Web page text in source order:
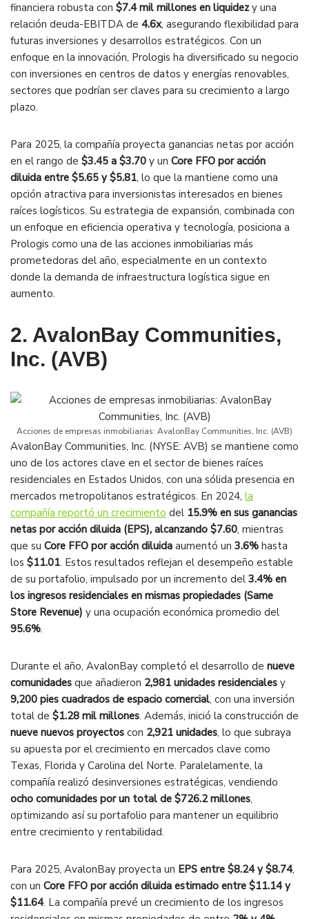
financiera robusta con $7.4 mil millones en liquidezy una
relación deuda-EBITDA de 4.6x, asegurando flexibilidad para
futuras inversiones y desarrollos estratégicos. Con un
enfoque en la innovación, Prologis ha diversificado su negocio
con inversiones en centros de datos y energías renovables,
sectores que podrían ser claves para su crecimiento a largo
plazo.
Para 2025, la compañía proyecta ganancias netas por acción
en el rango de $3.45 a $3.70 y un Core FFO por acción
diluida entre $5.65 y $5.81, lo que la mantiene como una
opción atractiva para inversionistas interesados en bienes
raíces logísticos. Su estrategia de expansión, combinada con
un enfoque en eficiencia operativa y tecnología, posiciona a
Prologis como una de las acciones inmobiliarias más
prometedoras del año, especialmente en un contexto
donde la demanda de infraestructura logística sigue en
aumento.
2. AvalonBay Communities,
Inc. (AVB)
Acciones de empresas inmobiliarias: AvalonBay Communities, Inc. (AVB)
AvalonBay Communities, Inc. (NYSE: AVB) se mantiene como
uno de los actores clave en el sector de bienes raíces
residenciales en Estados Unidos, con una sólida presencia en
mercados metropolitanos estratégicos. En 2024, la
compañía reportó un crecimiento del 15.9% en sus ganancias
netas por acción diluida (EPS), alcanzando $7.60, mientras
que su Core FFO por acción diluida aumentó un 3.6% hasta
los $11.01. Estos resultados reflejan el desempeño estable
de su portafolio, impulsado por un incremento del 3.4% en
los ingresos residenciales en mismas propiedades (Same
Store Revenue) y una ocupación económica promedio del
95.6%.
Durante el año, AvalonBay completó el desarrollo de nueve
comunidades que añadieron 2,981 unidades residenciales y
9,200 pies cuadrados de espacio comercial, con una inversión
total de $1.28 mil millones. Además, inició la construcción de
nueve nuevos proyectos con 2,921 unidades, lo que subraya
su apuesta por el crecimiento en mercados clave como
Texas, Florida y Carolina del Norte. Paralelamente, la
compañía realizó desinversiones estratégicas, vendiendo
ocho comunidades por un total de $726.2 millones,
optimizando así su portafolio para mantener un equilibrio
entre crecimiento y rentabilidad.
Para 2025, AvalonBay proyecta un EPS entre $8.24 y $8.74,
con un Core FFO por acción diluida estimado entre $11.14 y
$11.64. La compañía prevé un crecimiento de los ingresos